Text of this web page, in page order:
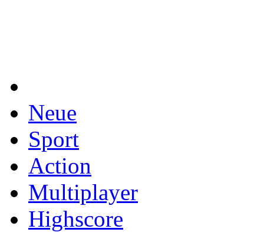
Neue
Sport
Action
Multiplayer
Highscore